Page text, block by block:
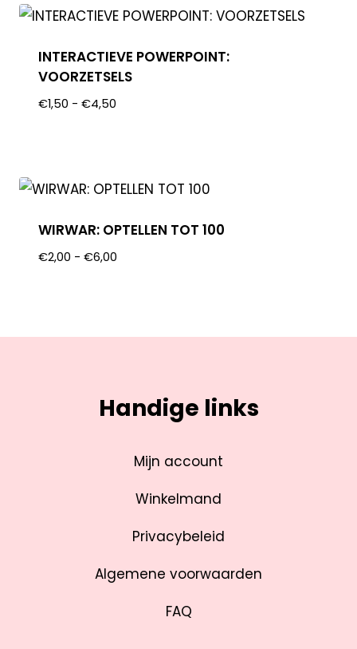
INTERACTIEVE POWERPOINT:
VOORZETSELS
€1,50 - €4,50
WIRWAR: OPTELLEN TOT 100
€2,00 - €6,00
Handige links
Mijn account
Winkelmand
Privacybeleid
Algemene voorwaarden
FAQ